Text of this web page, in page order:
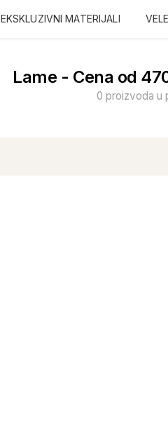
EKSKLUZIVNI MATERIJALI
Lame - Cena od
0 proizvoda u